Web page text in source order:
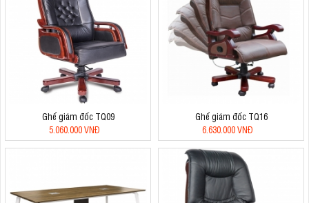
Ghế giám đốc TQ09
5.060.000 VNĐ
Ghế giám đốc TQ16
6.630.000 VNĐ